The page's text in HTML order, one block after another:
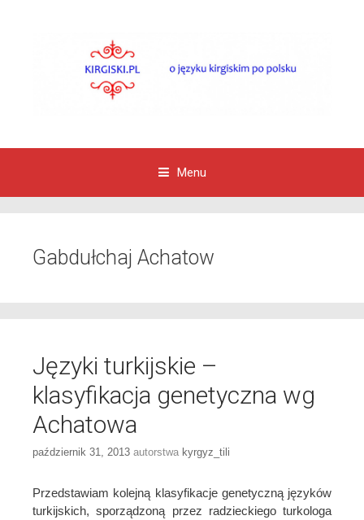
Menu
Gabdułchaj Achatow
Języki turkijskie –
klasyfikacja genetyczna wg
Achatowa
październik 31, 2013 autorstwa kyrgyz_tili
Przedstawiam kolejną klasyfikacje genetyczną języków
turkijskich, sporządzoną przez radzieckiego turkologa